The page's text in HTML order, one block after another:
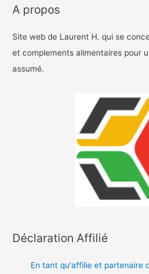
A propos
Site web de Laurent H. qui se
et complements alimentaires pour
assumé.
Déclaration Affilié
En tant qu'affilie et partenaire